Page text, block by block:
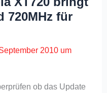
720MHz für
2010 um
ob das Update